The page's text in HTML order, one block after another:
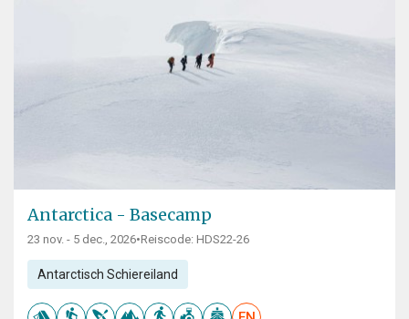
Antarctica - Basecamp
23 nov. - 5 dec., 2026•Reiscode: HDS22-26
Antarctisch Schiereiland